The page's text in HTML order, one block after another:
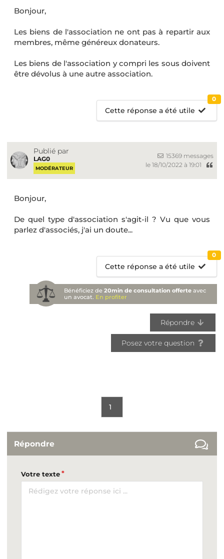
Bonjour,
Les biens de l'association ne ont pas à repartir aux
membres, même généreux donateurs.
Les biens de l'association y compri les sous doivent
être dévolus à une autre association.
Cette réponse a été utile
0
Publié par
LAG0
MODÉRATEUR
15369 messages
le 18/10/2022 à 19:01
Bonjour,
De quel type d'association s'agit-il ? Vu que vous
parlez d'associés, j'ai un doute...
Cette réponse a été utile
0
Bénéficiez de20min de consultation offerte avec
un avocat. En profiter
Répondre
Posez votre question
1
Répondre
Votre texte